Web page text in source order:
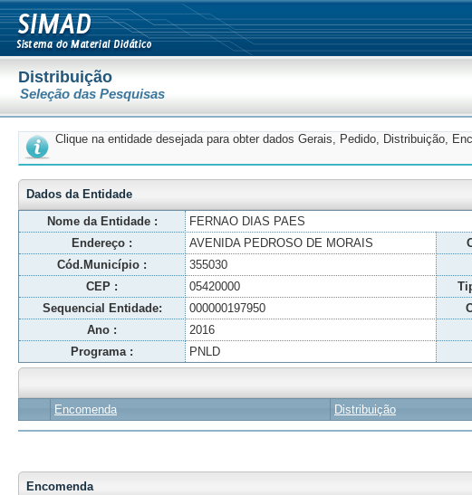
Distribuição
Seleção das Pesquisas
Clique na entidade desejada para obter dados Gerais, Pedido, Distribuição,
Dados da Entidade
Nome da Entidade :
FERNAO DIAS PAES
Endereço :
AVENIDA PEDROSO DE MORAIS
Cód.Município :
355030
CEP :
05420000
Sequencial Entidade:
000000197950
Ano :
2016
Programa :
PNLD
Encomenda Distribuição
Encomenda